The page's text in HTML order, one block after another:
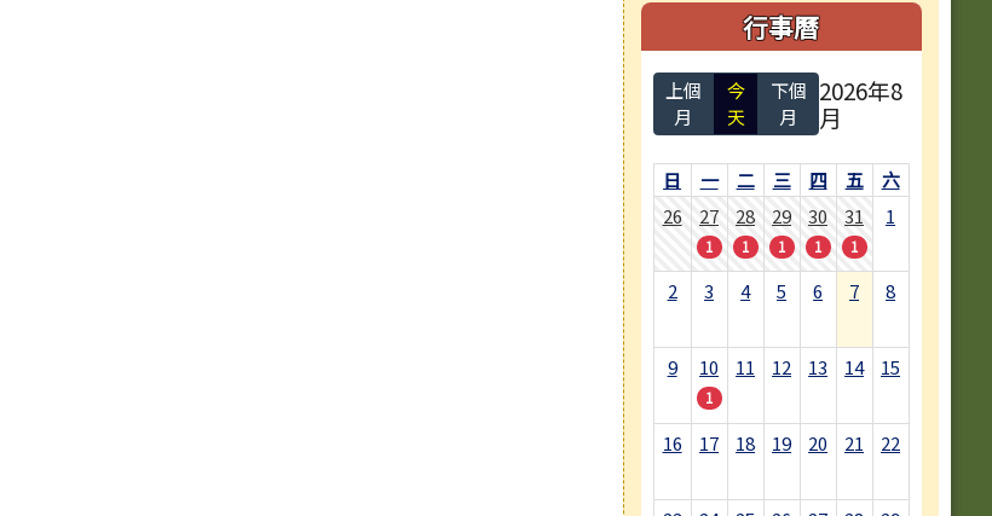
行事曆
上個
月
今
天
下個
月
2026年8
月
日 一 二 三 四 五
六
26
27
1
28
1
29
1
30
1
31
1
1
2 3 4 5 6 7 8
9 10
1
11 12 13 14 15
16 17 18 19 20 21 22